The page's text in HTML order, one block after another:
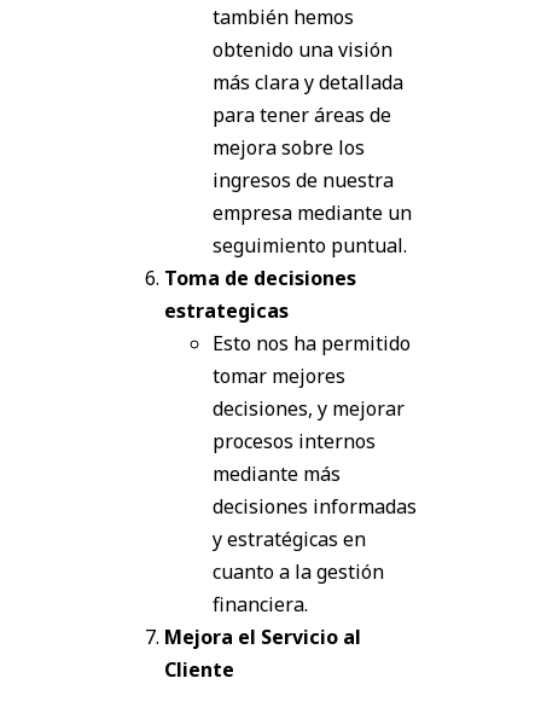
también hemos
obtenido una visión
más clara y detallada
para tener áreas de
mejora sobre los
ingresos de nuestra
empresa mediante un
seguimiento puntual.
Toma de decisiones
estrategicas
Esto nos ha permitido
tomar mejores
decisiones, y mejorar
procesos internos
mediante más
decisiones informadas
y estratégicas en
cuanto a la gestión
financiera.
Mejora el Servicio al
Cliente